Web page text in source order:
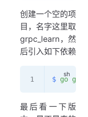
创建一个空的项
目，名字这里取
grpc_learn，然
后引入如下依赖
$ go get
最后看一下版